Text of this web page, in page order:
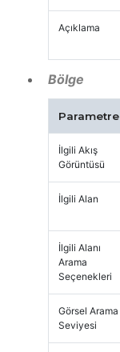
Açıklama
Bölge
Parametre
İlgili Akış
Görüntüsü
İlgili Alan
İlgili Alanı
Arama
Seçenekleri
Görsel Arama
Seviyesi